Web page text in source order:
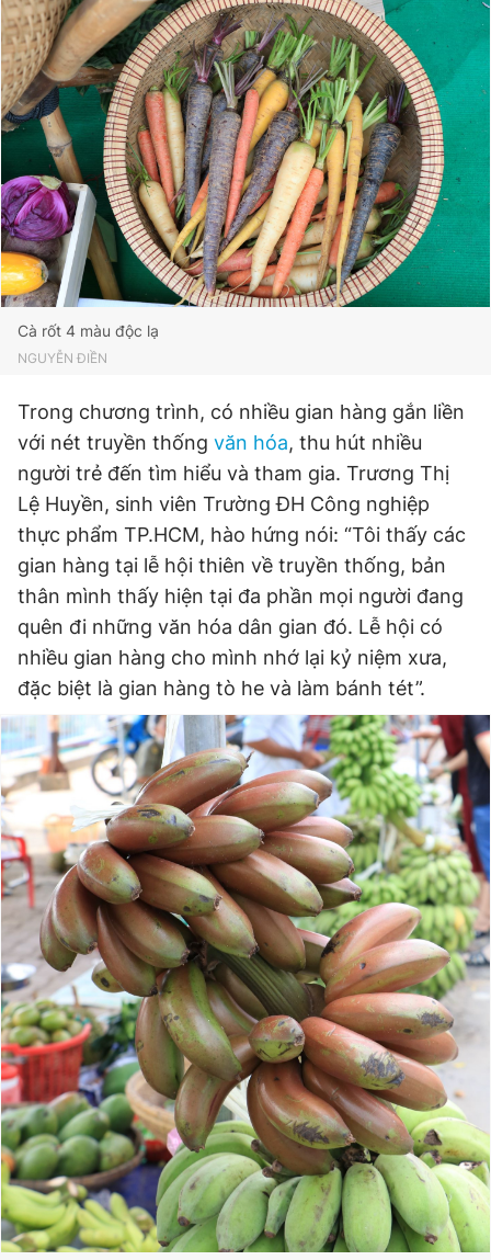
Cà rốt 4 màu độc lạ
NGUYỄN ĐIỀN
Trong chương trình, có nhiều gian hàng gắn liền
với nét truyền thống văn hóa, thu hút nhiều
người trẻ đến tìm hiểu và tham gia. Trương Thị
Lệ Huyền, sinh viên Trường ĐH Công nghiệp
thực phẩm TP.HCM, hào hứng nói: “Tôi thấy các
gian hàng tại lễ hội thiên về truyền thống, bản
thân mình thấy hiện tại đa phần mọi người đang
quên đi những văn hóa dân gian đó. Lễ hội có
nhiều gian hàng cho mình nhớ lại kỷ niệm xưa,
đặc biệt là gian hàng tò he và làm bánh tét”.